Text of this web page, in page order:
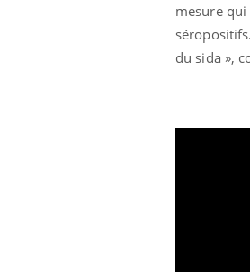
mesure qui
du sida »,